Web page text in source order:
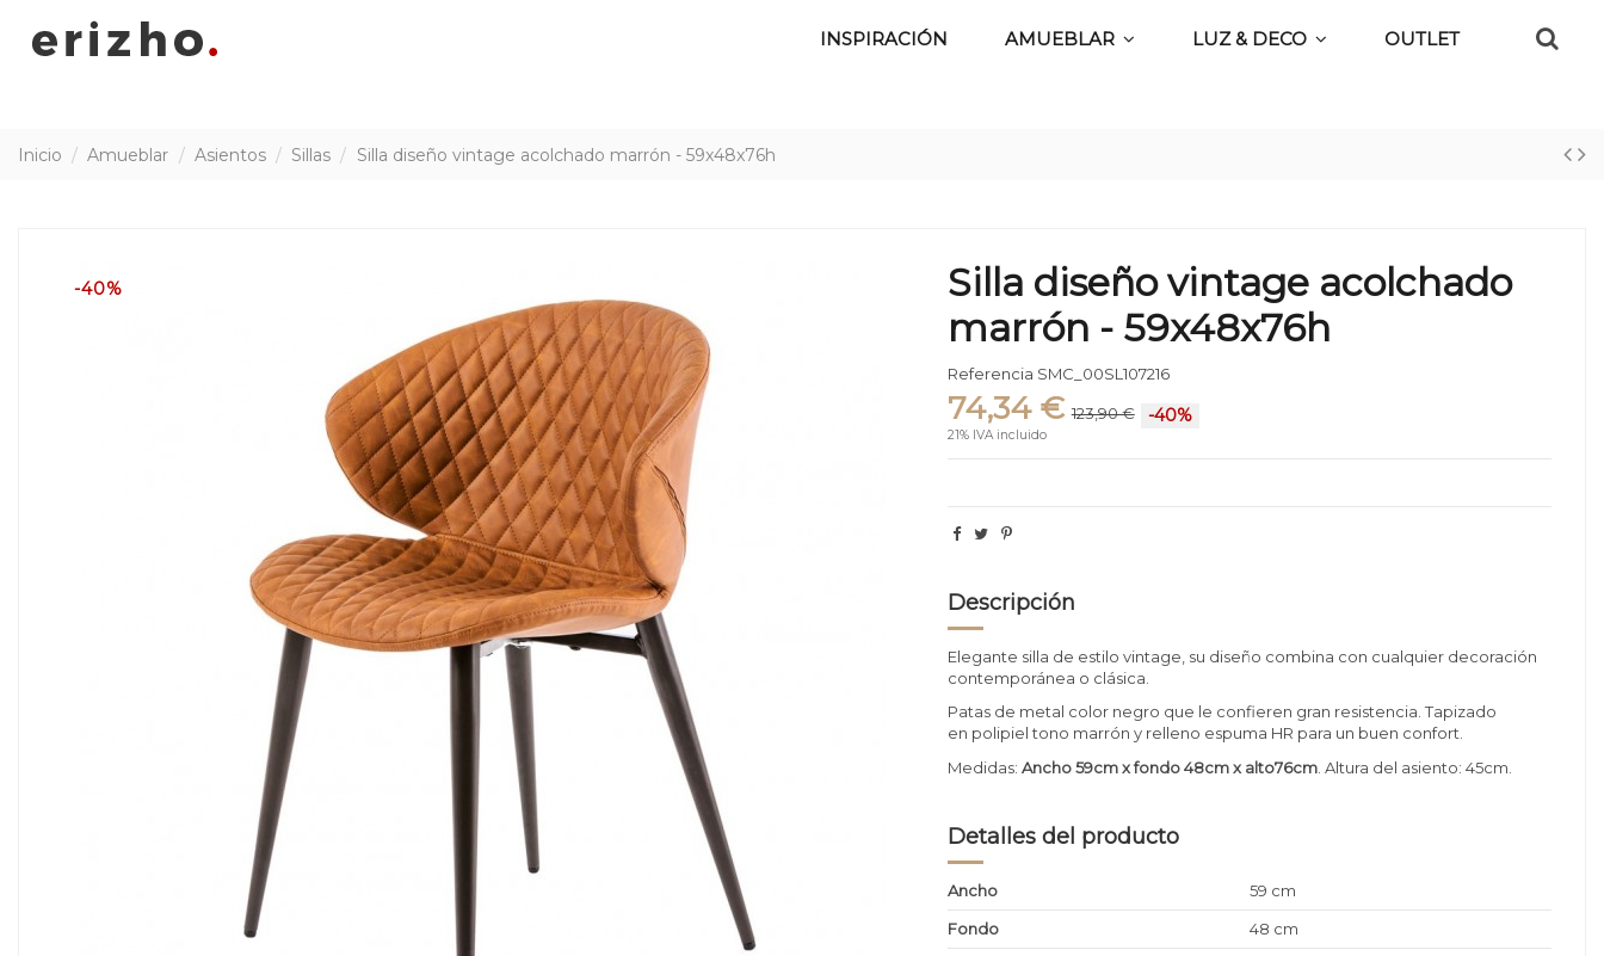
INSPIRACIÓN AMUEBLAR LUZ & DECO OUTLET
Inicio Amueblar Asientos Sillas Silla diseño vintage acolchado marrón - 59x48x76h
-40%
Silla diseño vintage acolchado
marrón - 59x48x76h
Referencia SMC_00SL107216
74,34 € 123,90 € -40%
21% IVA incluido
Descripción
Elegante silla de estilo vintage, su diseño combina con cualquier decoración
contemporánea o clásica.
Patas de metal color negro que le confieren gran resistencia. Tapizado
en polipiel tono marrón y relleno espuma HR para un buen confort.
Medidas:Ancho 59cm x fondo 48cm x alto76cm . Altura del asiento: 45cm.
Detalles del producto
Ancho
59 cm
Fondo
48 cm